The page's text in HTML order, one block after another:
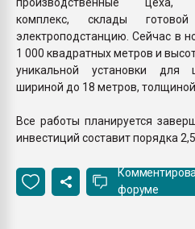
комплекс, склады
электроподстанцию. Сейчас в
1 000 квадратных метров и
уникальной установки для
шириной до 18 метров,
Все работы планируется
инвестиций составит порядка
форуме